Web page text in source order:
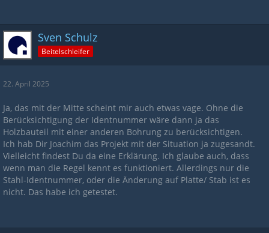
Sven Schulz
Beitelschleifer
22. April 2025
Ja, das mit der Mitte scheint mir auch etwas vage. Ohne die
Berücksichtigung der Identnummer wäre dann ja das
Holzbauteil mit einer anderen Bohrung zu berücksichtigen.
Ich hab Dir Joachim das Projekt mit der Situation ja zugesandt.
Vielleicht findest Du da eine Erklärung. Ich glaube auch, dass
wenn man die Regel kennt es funktioniert. Allerdings nur die
Stahl-Identnummer, oder die Änderung auf Platte/ Stab ist es
nicht. Das habe ich getestet.